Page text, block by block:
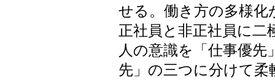
せる。働き方の多様化
正社員と非正社員に二
人の意識を「仕事優先
先」の三つに分けて